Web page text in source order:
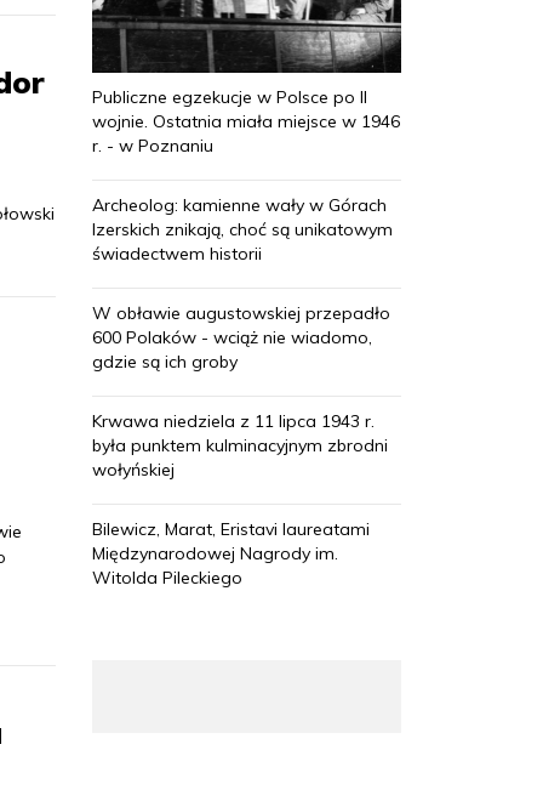
Publiczne egzekucje w Polsce po II
wojnie. Ostatnia miała miejsce w 1946
r. - w Poznaniu
Archeolog: kamienne wały w Górach
Izerskich znikają, choć są unikatowym
świadectwem historii
W obławie augustowskiej przepadło
600 Polaków - wciąż nie wiadomo,
gdzie są ich groby
Krwawa niedziela z 11 lipca 1943 r.
była punktem kulminacyjnym zbrodni
wołyńskiej
Bilewicz, Marat, Eristavi laureatami
Międzynarodowej Nagrody im.
Witolda Pileckiego